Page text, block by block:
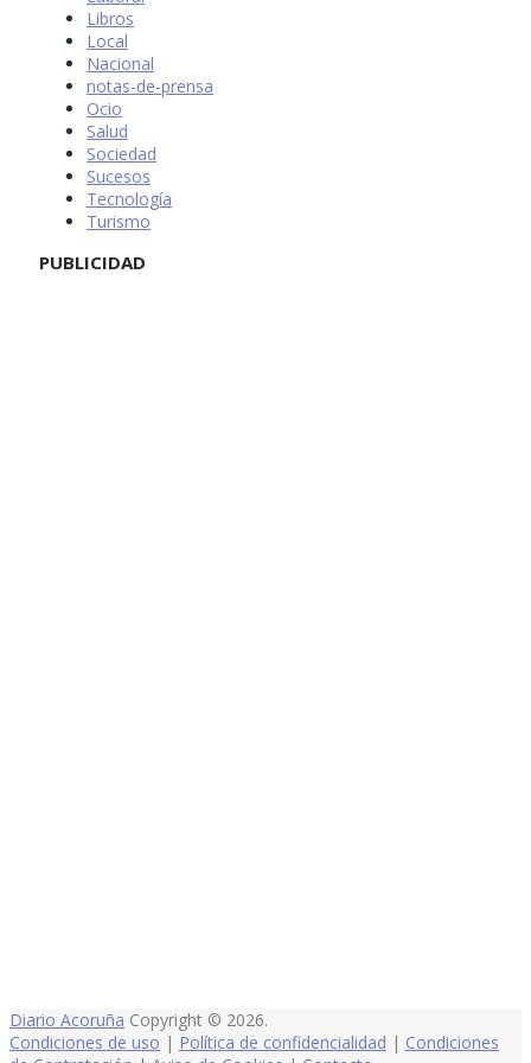
Libros
Local
Nacional
notas-de-prensa
Ocio
Salud
Sociedad
Sucesos
Tecnología
Turismo
PUBLICIDAD
Diario Acoruña Copyright © 2026.
Condiciones de uso | Política de confidencialidad | Condiciones